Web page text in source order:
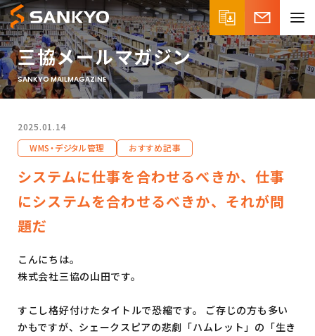
三協メールマガジン
SANKYO MAILMAGAZINE
2025.01.14
WMS・デジタル管理
おすすめ記事
システムに仕事を合わせるべきか、仕事
にシステムを合わせるべきか、それが問
題だ
こんにちは。
株式会社三協の山田です。
すこし格好付けたタイトルで恐縮です。 ご存じの方も多い
かもですが、シェークスピアの悲劇「ハムレット」の「生き